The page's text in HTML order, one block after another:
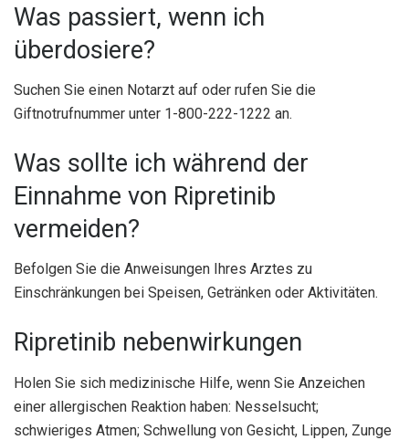
Was passiert, wenn ich
überdosiere?
Suchen Sie einen Notarzt auf oder rufen Sie die
Giftnotrufnummer unter 1-800-222-1222 an.
Was sollte ich während der
Einnahme von Ripretinib
vermeiden?
Befolgen Sie die Anweisungen Ihres Arztes zu
Einschränkungen bei Speisen, Getränken oder Aktivitäten.
Ripretinib nebenwirkungen
Holen Sie sich medizinische Hilfe, wenn Sie Anzeichen
einer allergischen Reaktion haben: Nesselsucht;
schwieriges Atmen; Schwellung von Gesicht, Lippen, Zunge